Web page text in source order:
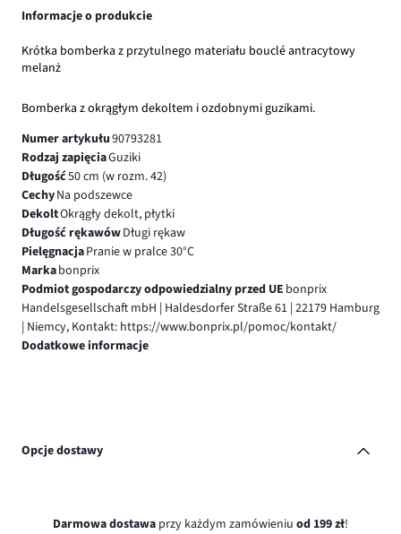
Informacje o produkcie
Krótka bomberka z przytulnego materiału bouclé antracytowy
melanż
Bomberka z okrągłym dekoltem i ozdobnymi guzikami.
Numer artykułu90793281
Rodzaj zapięciaGuziki
Długość50 cm (w rozm. 42)
CechyNa podszewce
DekoltOkrągły dekolt, płytki
Długość rękawówDługi rękaw
PielęgnacjaPranie w pralce 30°C
Markabonprix
Podmiot gospodarczy odpowiedzialny przed UE bonprix
Handelsgesellschaft mbH | Haldesdorfer Straße 61 | 22179 Hamburg
| Niemcy, Kontakt: https://www.bonprix.pl/pomoc/kontakt/
Dodatkowe informacje
Opcje dostawy
Darmowa dostawa przy każdym zamówieniu od 199 zł!